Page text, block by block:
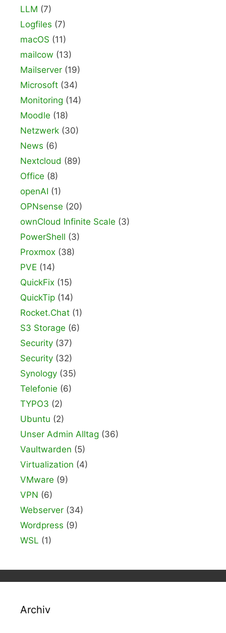
LLM (7)
Logfiles (7)
macOS (11)
mailcow (13)
Mailserver (19)
Microsoft (34)
Monitoring (14)
Moodle (18)
Netzwerk (30)
News (6)
Nextcloud (89)
Office (8)
openAI (1)
OPNsense (20)
ownCloud Infinite Scale (3)
PowerShell (3)
Proxmox (38)
PVE (14)
QuickFix (15)
QuickTip (14)
Rocket.Chat (1)
S3 Storage (6)
Security (37)
Security (32)
Synology (35)
Telefonie (6)
TYPO3 (2)
Ubuntu (2)
Unser Admin Alltag (36)
Vaultwarden (5)
Virtualization (4)
VMware (9)
VPN (6)
Webserver (34)
Wordpress (9)
WSL (1)
Archiv